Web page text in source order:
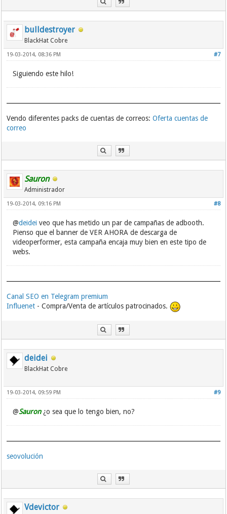
bulldestroyer
BlackHat Cobre
#7
19-03-2014, 08:36 PM
Siguiendo este hilo!
Vendo diferentes packs de cuentas de correos:Oferta cuentas de
correo
Sauron
Administrador
#8
19-03-2014, 09:16 PM
@deidei veo que has metido un par de campañas de adbooth.
Pienso que el banner de VER AHORA de descarga de
videoperformer, esta campaña encaja muy bien en este tipo de
webs.
Canal SEO en Telegram premium
Influenet - Compra/Venta de artículos patrocinados.
deidei
BlackHat Cobre
#9
19-03-2014, 09:59 PM
@Sauron¿o sea que lo tengo bien, no?
seovolución
Vdevictor